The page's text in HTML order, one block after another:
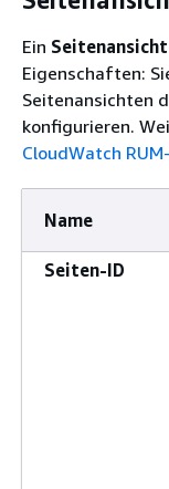
Ein Seitenansicht
Eigenschaften:
Seitenansichten
konfigurieren.
CloudWatch
Name
Seiten-ID